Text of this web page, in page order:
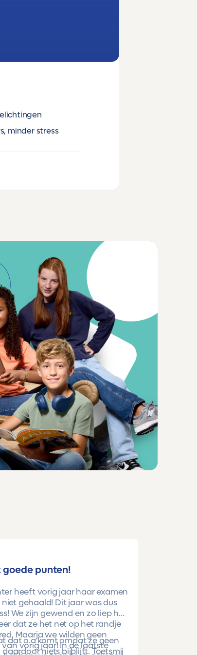
minder stress
goede punten!
heeft vorig jaar haar examen
gehaald! Dit jaar was dus
We zijn gewend en zo liep het
dat ze het net op het randje
Maarja we wilden geen
vorig jaar! In de laatste
dat o.a komt omdat ze geen
daardoor niets bijblijft. Toetsmij